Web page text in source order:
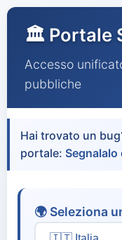
🏛️ Portale
Accesso
pubbliche
Hai trovato un
portale: Segnalalo
🌍 Seleziona